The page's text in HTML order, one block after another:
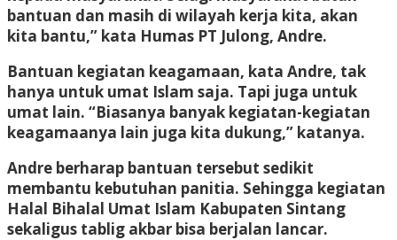
bantuan dan masih di wilayah kerja kita, akan
kita bantu,” kata Humas PT Julong, Andre.
Bantuan kegiatan keagamaan, kata Andre, tak
hanya untuk umat Islam saja. Tapi juga untuk
umat lain. “Biasanya banyak kegiatan-kegiatan
keagamaanya lain juga kita dukung,” katanya.
Andre berharap bantuan tersebut sedikit
membantu kebutuhan panitia. Sehingga kegiatan
Halal Bihalal Umat Islam Kabupaten Sintang
sekaligus tablig akbar bisa berjalan lancar.